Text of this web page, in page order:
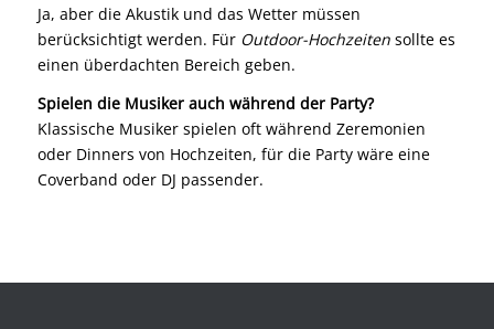
Ja, aber die Akustik und das Wetter müssen
berücksichtigt werden. Für Outdoor-Hochzeitensollte es
einen überdachten Bereich geben.
Spielen die Musiker auch während der Party?
Klassische Musiker spielen oft während Zeremonien
oder Dinners von Hochzeiten, für die Party wäre eine
Coverband oder DJ passender.